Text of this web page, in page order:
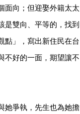
面向；但迎娶外籍太太
是雙向、平等的，找到
點」，寫出新住民在台
不好的一面，期望讓不
她爭執，先生也為她擔